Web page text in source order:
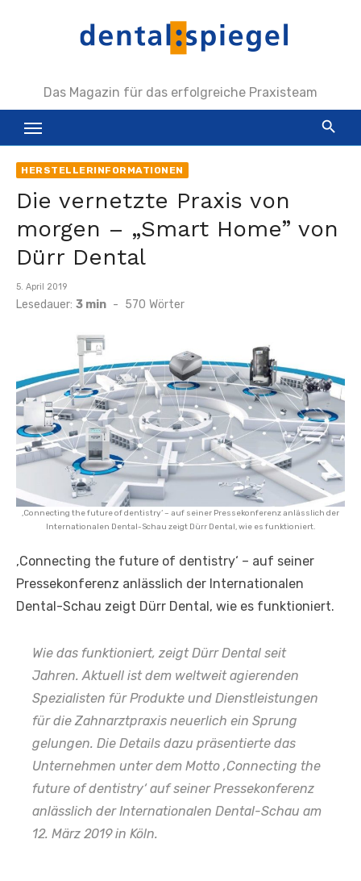
Das Magazin für das erfolgreiche Praxisteam
HERSTELLERINFORMATIONEN
Die vernetzte Praxis von
morgen – „Smart Home” von
Dürr Dental
Veröffentlicht
am
5. April 2019
Lesedauer: 3 min - 570 Wörter
‚Connecting the future of dentistry‘ – auf seiner Pressekonferenz anlässlich der
Internationalen Dental-Schau zeigt Dürr Dental, wie es funktioniert.
‚Connecting the future of dentistry‘ – auf seiner
Pressekonferenz anlässlich der Internationalen
Dental-Schau zeigt Dürr Dental, wie es funktioniert.
Wie das funktioniert, zeigt Dürr Dental seit
Jahren. Aktuell ist dem weltweit agierenden
Spezialisten für Produkte und Dienstleistungen
für die Zahnarztpraxis neuerlich ein Sprung
gelungen. Die Details dazu präsentierte das
Unternehmen unter dem Motto ‚Connecting the
future of dentistry‘ auf seiner Pressekonferenz
anlässlich der Internationalen Dental-Schau am
12. März 2019 in Köln.